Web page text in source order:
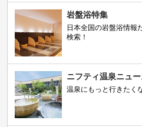
岩盤浴特集
日本全国の岩盤浴情報
検索！
ニフティ温泉ニュー
温泉にもっと行きたく